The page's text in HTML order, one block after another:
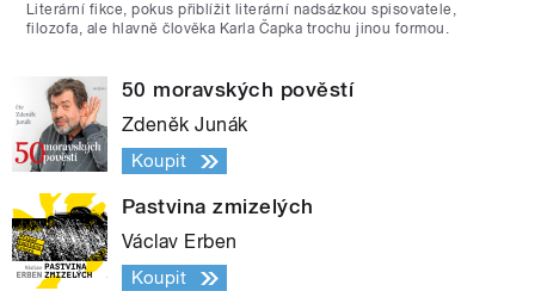
Literární fikce, pokus přiblížit literární nadsázkou spisovatele,
filozofa, ale hlavně člověka Karla Čapka trochu jinou formou.
50 moravských pověstí
Zdeněk Junák
Koupit
Pastvina zmizelých
Václav Erben
Koupit